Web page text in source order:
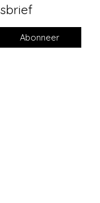
Abonneer